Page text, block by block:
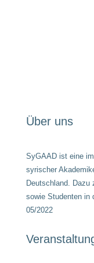
Über uns
SyGAAD ist eine
syrischer
Deutschland. Dazu
sowie Studenten in
05/2022